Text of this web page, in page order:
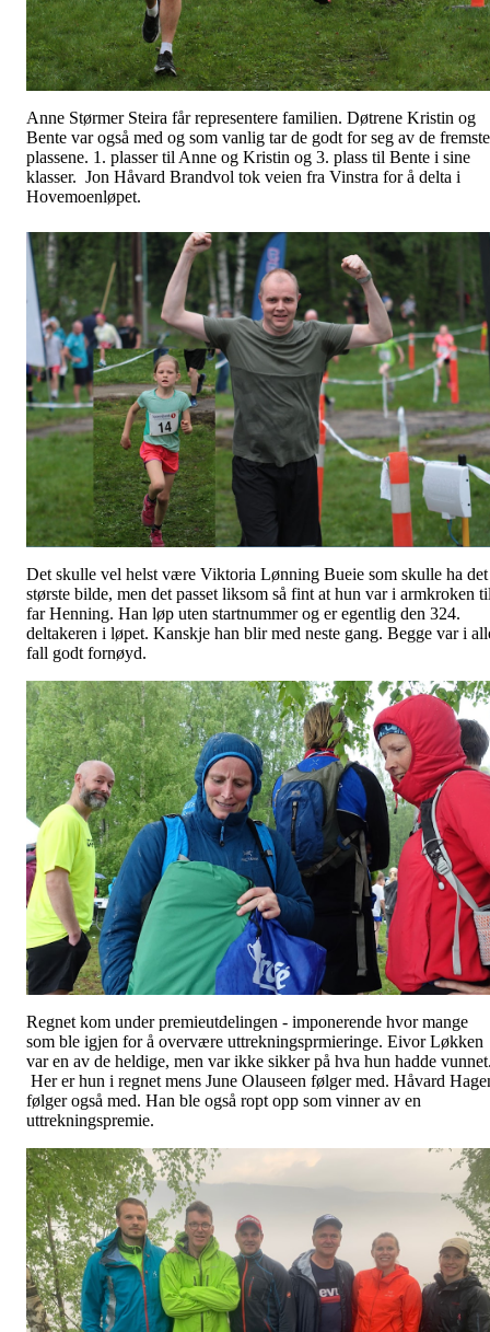
Anne Størmer Steira får representere familien. Døtrene Kristin og
Bente var også med og som vanlig tar de godt for seg av de fremste
plassene. 1. plasser til Anne og Kristin og 3. plass til Bente i sine
klasser. Jon Håvard Brandvol tok veien fra Vinstra for å delta i
Hovemoenløpet.
Det skulle vel helst være Viktoria Lønning Bueie som skulle ha det
største bilde, men det passet liksom så fint at hun var i armkroken
far Henning. Han løp uten startnummer og er egentlig den 324.
deltakeren i løpet. Kanskje han blir med neste gang. Begge var i
fall godt fornøyd.
Regnet kom under premieutdelingen - imponerende hvor mange
som ble igjen for å overvære uttrekningsprmieringe. Eivor Løkken
var en av de heldige, men var ikke sikker på hva hun hadde
Her er hun i regnet mens June Olauseen følger med. Håvard
følger også med. Han ble også ropt opp som vinner av en
uttrekningspremie.